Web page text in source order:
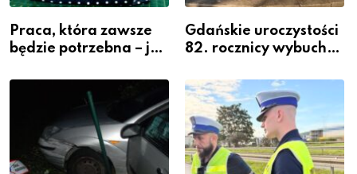
Praca, która zawsze
będzie potrzebna – jak
zawodem przyszłości i
gdzie się go nauczyć?
Gdańskie uroczystości
82. rocznicy wybuchu
Warszawskiego